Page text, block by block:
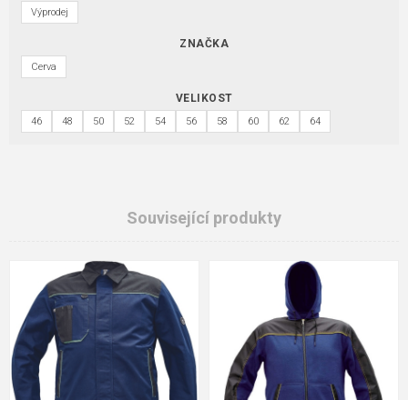
Výprodej
ZNAČKA
Cerva
VELIKOST
46 48 50 52 54 56 58 60 62 64
Související produkty